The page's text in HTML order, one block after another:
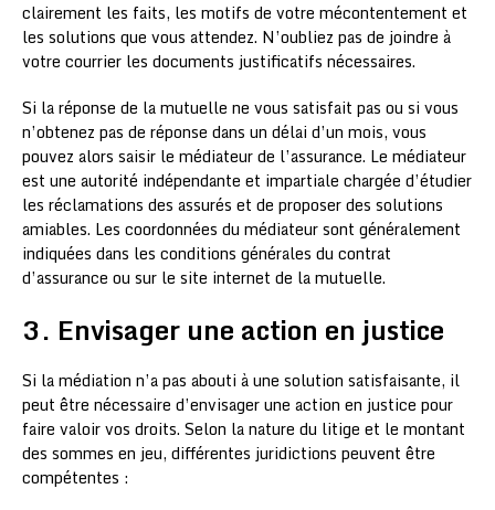
clairement les faits, les motifs de votre mécontentement et
les solutions que vous attendez. N’oubliez pas de joindre à
votre courrier les documents justificatifs nécessaires.
Si la réponse de la mutuelle ne vous satisfait pas ou si vous
n’obtenez pas de réponse dans un délai d’un mois, vous
pouvez alors saisir le médiateur de l’assurance. Le médiateur
est une autorité indépendante et impartiale chargée d’étudier
les réclamations des assurés et de proposer des solutions
amiables. Les coordonnées du médiateur sont généralement
indiquées dans les conditions générales du contrat
d’assurance ou sur le site internet de la mutuelle.
3. Envisager une action en justice
Si la médiation n’a pas abouti à une solution satisfaisante, il
peut être nécessaire d’envisager une action en justice pour
faire valoir vos droits. Selon la nature du litige et le montant
des sommes en jeu, différentes juridictions peuvent être
compétentes :